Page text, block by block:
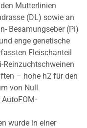
Mutterlinien
(DL) sowie an
Besamungseber (Pi)
enge genetische
Fleischanteil
Reinzuchtschweinen
– hohe h2 für den
von Null
wurde in einer